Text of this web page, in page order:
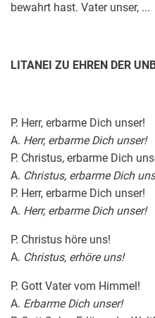
bewahrt hast. Vater unser, ...
LITANEI ZU EHREN DER
P. Herr, erbarme Dich unser!
A. Herr, erbarme Dich unser!
P. Christus, erbarme Dich
A. Christus, erbarme Dich
P. Herr, erbarme Dich unser!
A. Herr, erbarme Dich unser!
P. Christus höre uns!
A. Christus, erhöre uns!
P. Gott Vater vom Himmel!
A. Erbarme Dich unser!